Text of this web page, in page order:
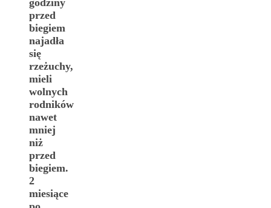
przed
biegiem
najadła
się
rzeżuchy,
mieli
wolnych
rodników
nawet
mniej
niż
przed
biegiem.
2
miesiące